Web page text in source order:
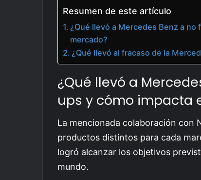
Resumen de este artículo
¿Qué llevó a Mercedes Benz a
mercado?
¿Qué llevó al fracaso de la
¿Qué llevó a
ups y cómo impacta
La mencionada colaboración con
productos distintos para cada
logró alcanzar los objetivos
mundo.